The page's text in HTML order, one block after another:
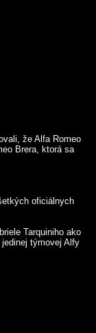
že Alfa Romeo
Brera, ktorá sa
oficiálnych
Tarquiniho ako
týmovej Alfy